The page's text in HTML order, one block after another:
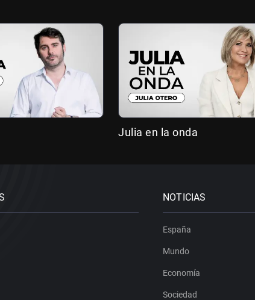
Julia en la onda
NOTICIAS
España
Mundo
Economía
Sociedad